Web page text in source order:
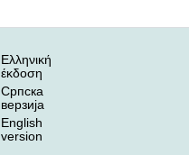
Ελληνική
έκδοση
Српска
верзиjа
English
version